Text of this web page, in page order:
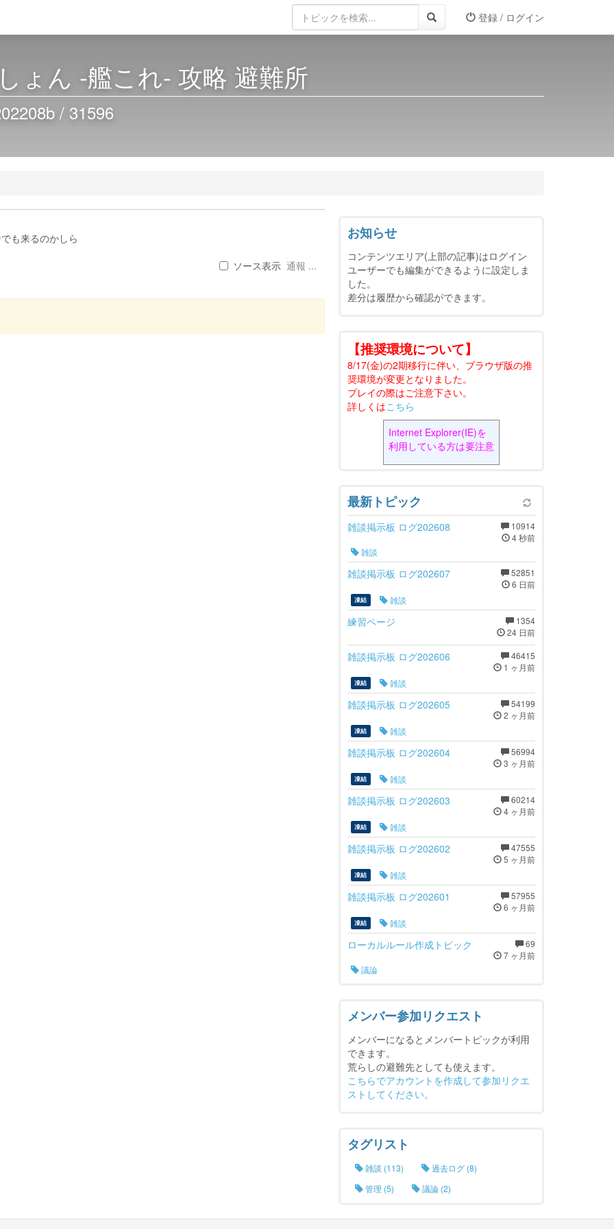
登録 / ログイン
ょん -艦これ- 攻略 避難所
/ 31596
も来るのかしら
ソース表示 通報 ...
お知らせ
コンテンツエリア(上部の記事)はログイン
ユーザーでも編集ができるように設定しま
した。
差分は履歴から確認ができます。
【推奨環境について】
8/17(金)の2期移行に伴い、ブラウザ版の推
奨環境が変更となりました。
プレイの際はご注意下さい。
詳しくはこちら
Internet Explorer(IE)を
利用している方は要注意
最新トピック
10914
4 秒前
雑談掲示板 ログ202608
雑談
52851
6 日前
雑談掲示板 ログ202607
凍結
雑談
1354
24 日前
練習ページ
46415
1 ヶ月前
雑談掲示板 ログ202606
凍結
雑談
54199
2 ヶ月前
雑談掲示板 ログ202605
凍結
雑談
56994
3 ヶ月前
雑談掲示板 ログ202604
凍結
雑談
60214
4 ヶ月前
雑談掲示板 ログ202603
凍結
雑談
47555
5 ヶ月前
雑談掲示板 ログ202602
凍結
雑談
57955
6 ヶ月前
雑談掲示板 ログ202601
凍結
雑談
69
7 ヶ月前
ローカルルール作成トピック
議論
メンバー参加リクエスト
メンバーになるとメンバートピックが利用
できます。
荒らしの避難先としても使えます。
こちらでアカウントを作成して参加リクエ
ストしてください。
タグリスト
雑談 (113)
過去ログ (8)
管理 (5)
議論 (2)